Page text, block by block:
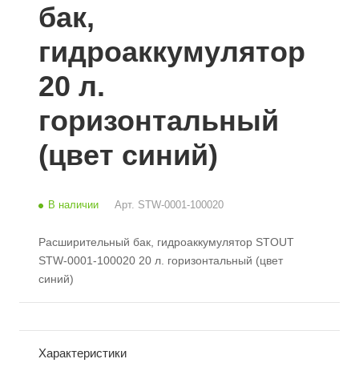
бак,
гидроаккумулятор
20 л.
горизонтальный
(цвет синий)
В наличии Арт. STW-0001-100020
Расширительный бак, гидроаккумулятор STOUT
STW-0001-100020 20 л. горизонтальный (цвет
синий)
Характеристики